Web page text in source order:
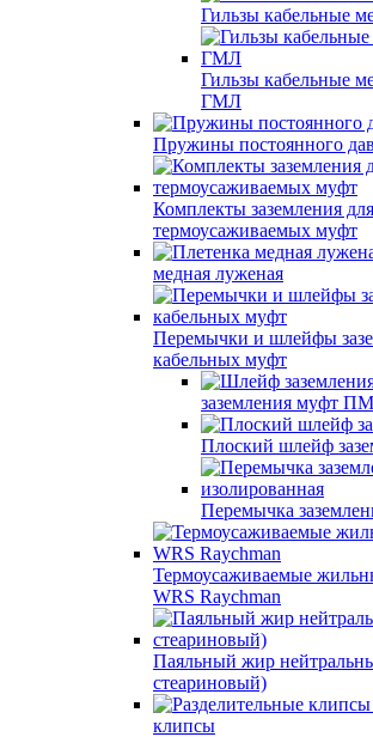
Гильзы кабельные
Гильзы кабельные
ГМЛ
Пружины постоянного
Комплекты заземления для
термоусаживаемых муфт
медная луженая
Перемычки и шлейфы
кабельных муфт
заземления муфт ПМ
Плоский шлейф
Перемычка
Термоусаживаемые
WRS Raychman
Паяльный жир
стеариновый)
клипсы